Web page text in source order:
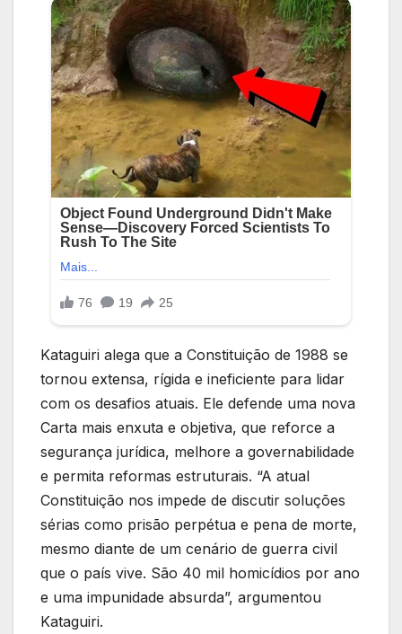
Kataguiri alega que a Constituição de 1988 se
tornou extensa, rígida e ineficiente para lidar
com os desafios atuais. Ele defende uma nova
Carta mais enxuta e objetiva, que reforce a
segurança jurídica, melhore a governabilidade
e permita reformas estruturais. “A atual
Constituição nos impede de discutir soluções
sérias como prisão perpétua e pena de morte,
mesmo diante de um cenário de guerra civil
que o país vive. São 40 mil homicídios por ano
e uma impunidade absurda”, argumentou
Kataguiri.